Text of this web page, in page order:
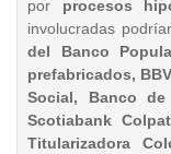
por procesos
involucradas
del Banco
prefabricados,
Social, Banco
Scotiabank
Titularizadora